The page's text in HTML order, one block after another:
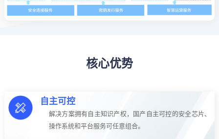
核心优势
自主可控
解决方案拥有自主知识产权，国产自主可控的安全芯片、
操作系统和平台服务可任意组合。